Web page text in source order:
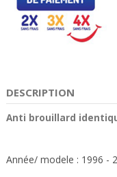
DESCRIPTION
Anti brouillard
Année/ modele : 1996 -